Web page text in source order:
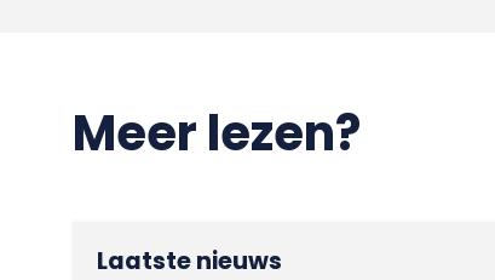
Meer lezen?
Laatste nieuws